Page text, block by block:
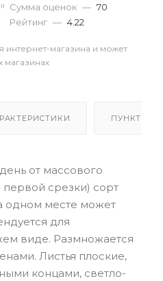
Сумма оценок — 70
Рейтинг — 4.22
интернет-магазина и может
магазинах
ПУНКТЫ
от массового
первой срезки) сорт
одном месте может
для
виде. Размножается
Листья плоские,
концами, светло-